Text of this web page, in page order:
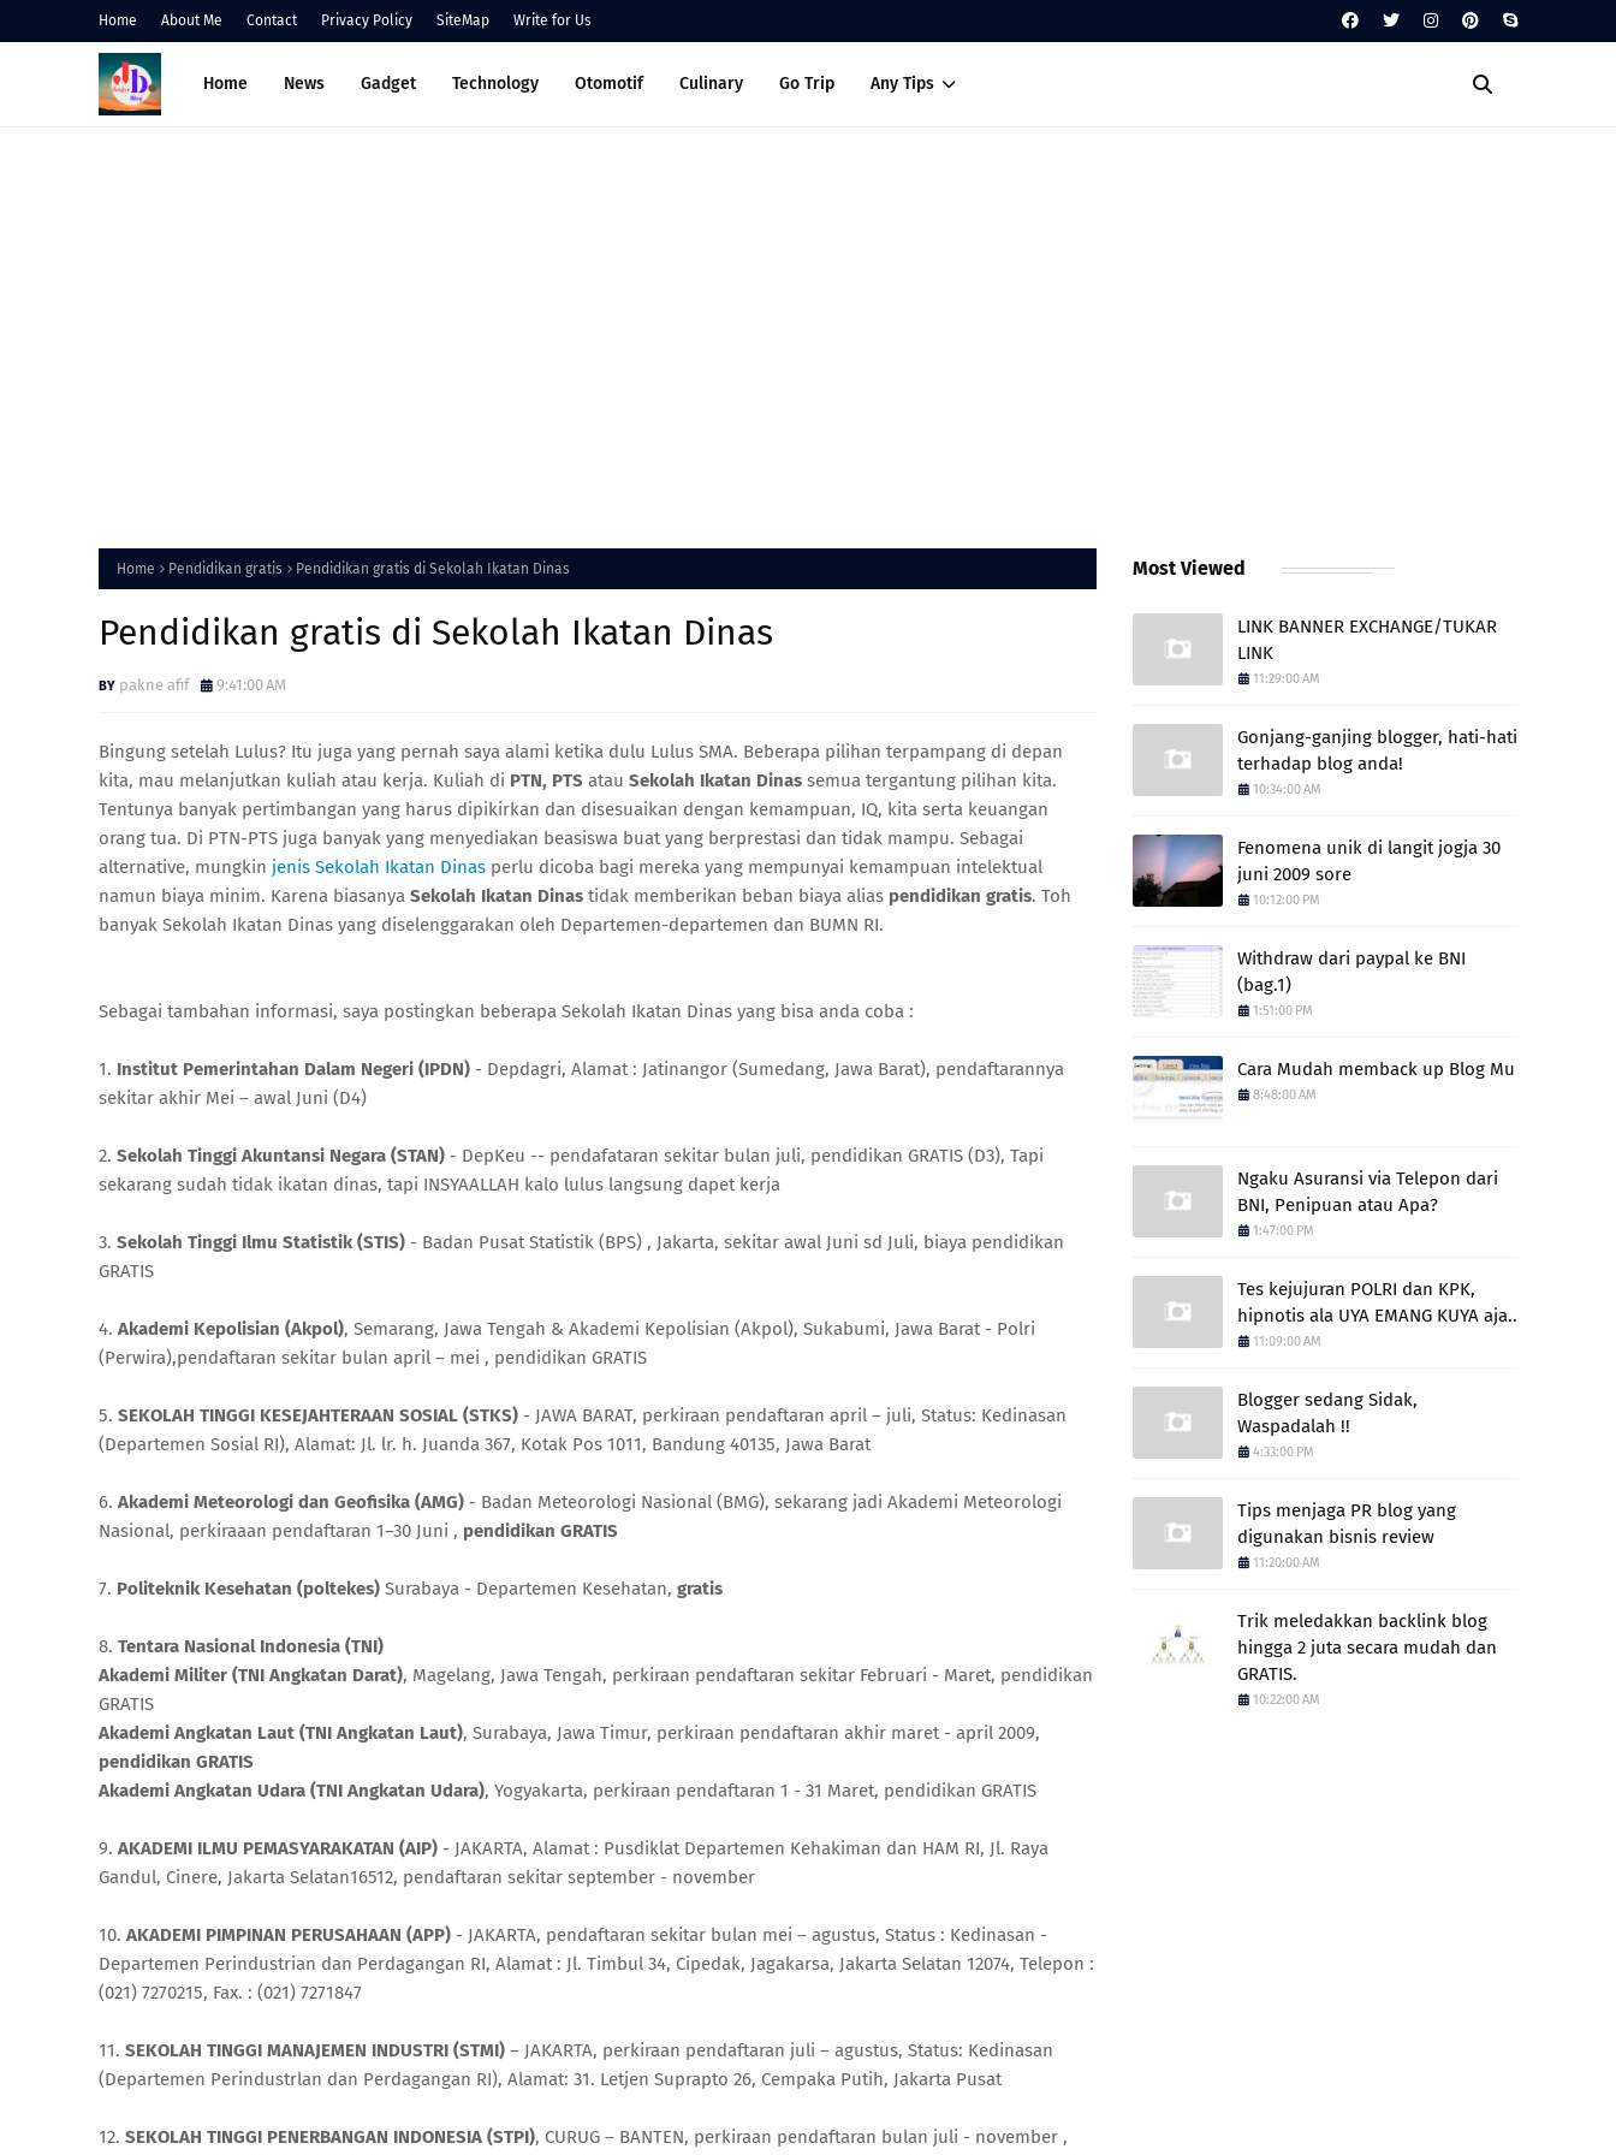
Home About Me Contact Privacy Policy SiteMap Write for Us
Home News Gadget Technology Otomotif Culinary Go Trip Any Tips
Home Pendidikan gratis Pendidikan gratis di Sekolah Ikatan Dinas
Pendidikan gratis di Sekolah Ikatan Dinas
pakne afif 9:41:00 AM
Bingung setelah Lulus? Itu juga yang pernah saya alami ketika dulu Lulus SMA. Beberapa pilihan terpampang di depan
kita, mau melanjutkan kuliah atau kerja. Kuliah di PTN, PTS atau Sekolah Ikatan Dinas semua tergantung pilihan kita.
Tentunya banyak pertimbangan yang harus dipikirkan dan disesuaikan dengan kemampuan, IQ, kita serta keuangan
orang tua. Di PTN-PTS juga banyak yang menyediakan beasiswa buat yang berprestasi dan tidak mampu. Sebagai
alternative, mungkin jenis Sekolah Ikatan Dinas perlu dicoba bagi mereka yang mempunyai kemampuan intelektual
namun biaya minim. Karena biasanya Sekolah Ikatan Dinas tidak memberikan beban biaya alias pendidikan gratis. Toh
banyak Sekolah Ikatan Dinas yang diselenggarakan oleh Departemen-departemen dan BUMN RI.
Sebagai tambahan informasi, saya postingkan beberapa Sekolah Ikatan Dinas yang bisa anda coba :
1. Institut Pemerintahan Dalam Negeri (IPDN) - Depdagri, Alamat : Jatinangor (Sumedang, Jawa Barat), pendaftarannya
sekitar akhir Mei – awal Juni (D4)
2. Sekolah Tinggi Akuntansi Negara (STAN) - DepKeu -- pendafataran sekitar bulan juli, pendidikan GRATIS (D3), Tapi
sekarang sudah tidak ikatan dinas, tapi INSYAALLAH kalo lulus langsung dapet kerja
3. Sekolah Tinggi Ilmu Statistik (STIS) - Badan Pusat Statistik (BPS) , Jakarta, sekitar awal Juni sd Juli, biaya pendidikan
GRATIS
4. Akademi Kepolisian (Akpol), Semarang, Jawa Tengah & Akademi Kepolisian (Akpol), Sukabumi, Jawa Barat - Polri
(Perwira),pendaftaran sekitar bulan april – mei , pendidikan GRATIS
5. SEKOLAH TINGGI KESEJAHTERAAN SOSIAL (STKS) - JAWA BARAT, perkiraan pendaftaran april – juli, Status: Kedinasan
(Departemen Sosial RI), Alamat: Jl. lr. h. Juanda 367, Kotak Pos 1011, Bandung 40135, Jawa Barat
6. Akademi Meteorologi dan Geofisika (AMG) - Badan Meteorologi Nasional (BMG), sekarang jadi Akademi Meteorologi
Nasional, perkiraaan pendaftaran 1–30 Juni , pendidikan GRATIS
7. Politeknik Kesehatan (poltekes) Surabaya - Departemen Kesehatan, gratis
8. Tentara Nasional Indonesia (TNI)
Akademi Militer (TNI Angkatan Darat), Magelang, Jawa Tengah, perkiraan pendaftaran sekitar Februari - Maret, pendidikan
GRATIS
Akademi Angkatan Laut (TNI Angkatan Laut), Surabaya, Jawa Timur, perkiraan pendaftaran akhir maret - april 2009,
pendidikan GRATIS
Akademi Angkatan Udara (TNI Angkatan Udara), Yogyakarta, perkiraan pendaftaran 1 - 31 Maret, pendidikan GRATIS
9. AKADEMI ILMU PEMASYARAKATAN (AIP) - JAKARTA, Alamat : Pusdiklat Departemen Kehakiman dan HAM RI, Jl. Raya
Gandul, Cinere, Jakarta Selatan16512, pendaftaran sekitar september - november
10. AKADEMI PIMPINAN PERUSAHAAN (APP) - JAKARTA, pendaftaran sekitar bulan mei – agustus, Status : Kedinasan -
Departemen Perindustrian dan Perdagangan RI, Alamat : Jl. Timbul 34, Cipedak, Jagakarsa, Jakarta Selatan 12074, Telepon :
(021) 7270215, Fax. : (021) 7271847
11. SEKOLAH TINGGI MANAJEMEN INDUSTRI (STMI) – JAKARTA, perkiraan pendaftaran juli – agustus, Status: Kedinasan
(Departemen Perindustrlan dan Perdagangan RI), Alamat: 31. Letjen Suprapto 26, Cempaka Putih, Jakarta Pusat
12. SEKOLAH TINGGI PENERBANGAN INDONESIA (STPI), CURUG – BANTEN, perkiraan pendaftaran bulan juli - november ,
Most Viewed
LINK BANNER EXCHANGE/TUKAR
LINK
11:29:00 AM
Gonjang-ganjing blogger, hati-hati
terhadap blog anda!
10:34:00 AM
Fenomena unik di langit jogja 30
juni 2009 sore
10:12:00 PM
Withdraw dari paypal ke BNI
(bag.1)
1:51:00 PM
Cara Mudah memback up Blog Mu
8:48:00 AM
Ngaku Asuransi via Telepon dari
BNI, Penipuan atau Apa?
1:47:00 PM
Tes kejujuran POLRI dan KPK,
hipnotis ala UYA EMANG KUYA aja..
11:09:00 AM
Blogger sedang Sidak,
Waspadalah !!
4:33:00 PM
Tips menjaga PR blog yang
digunakan bisnis review
11:20:00 AM
Trik meledakkan backlink blog
hingga 2 juta secara mudah dan
GRATIS.
10:22:00 AM